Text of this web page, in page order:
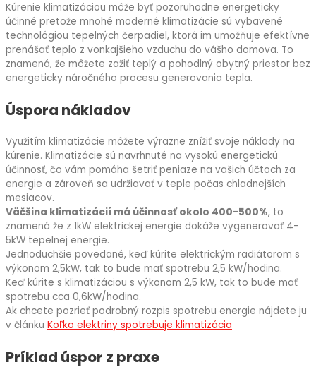
Kúrenie klimatizáciou môže byť pozoruhodne energeticky
účinné pretože mnohé moderné klimatizácie sú vybavené
technológiou tepelných čerpadiel, ktorá im umožňuje efektívne
prenášať teplo z vonkajšieho vzduchu do vášho domova. To
znamená, že môžete zažiť teplý a pohodlný obytný priestor bez
energeticky náročného procesu generovania tepla.
Úspora nákladov
Využitím klimatizácie môžete výrazne znížiť svoje náklady na
kúrenie. Klimatizácie sú navrhnuté na vysokú energetickú
účinnosť, čo vám pomáha šetriť peniaze na vašich účtoch za
energie a zároveň sa udržiavať v teple počas chladnejších
mesiacov.
Väčšina klimatizácií má účinnosť okolo 400-500%, to
znamená že z 1kW elektrickej energie dokáže vygenerovať 4-
5kW tepelnej energie.
Jednoduchšie povedané, keď kúrite elektrickým radiátorom s
výkonom 2,5kW, tak to bude mať spotrebu 2,5 kW/hodina.
Keď kúrite s klimatizáciou s výkonom 2,5 kW, tak to bude mať
spotrebu cca 0,6kW/hodina.
Ak chcete pozrieť podrobný rozpis spotrebu energie nájdete ju
v článku Koľko elektriny spotrebuje klimatizácia
Príklad úspor z praxe